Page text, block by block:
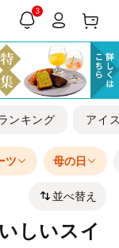
3
ンキング アイ
ツ 母の日
並べ替え
しいスイ